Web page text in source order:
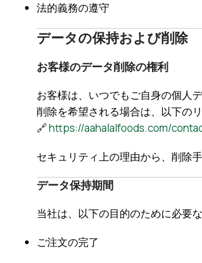
法的義務の遵守
データの保持および削除
お客様のデータ削除の権利
お客様は、いつでもご自身の個人
削除を希望される場合は、以下の
🔗https://aahalalfoods.com/
セキュリティ上の理由から、削除
データ保持期間
当社は、以下の目的のために必要
ご注文の完了